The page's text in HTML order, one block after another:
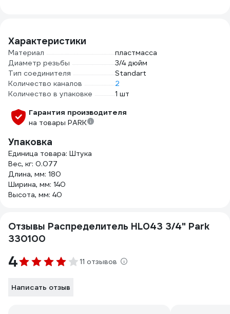
Характеристики
Материал
пластмасса
Диаметр резьбы
3/4 дюйм
Тип соединителя
Standart
Количество каналов
2
Количество в упаковке
1 шт
Гарантия производителя
на товары PARK
Упаковка
Единица товара: Штука
Вес, кг: 0.077
Длина, мм: 180
Ширина, мм: 140
Высота, мм: 40
Отзывы Распределитель HL043 3/4" Park
330100
4 11 отзывов
Написать отзыв